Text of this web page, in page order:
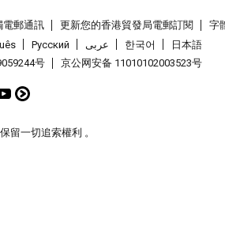
電郵通訊 更新您的香港貿發局電郵訂閱
字
Pусский عربى 한국어
日本語
号 京公网安备 11010102003523号
留一切追索權利 。